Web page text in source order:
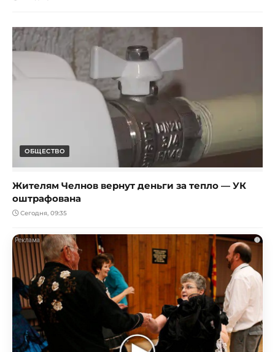
ОБЩЕСТВО
Жителям Челнов вернут деньги за тепло — УК
оштрафована
Сегодня, 09:35
i